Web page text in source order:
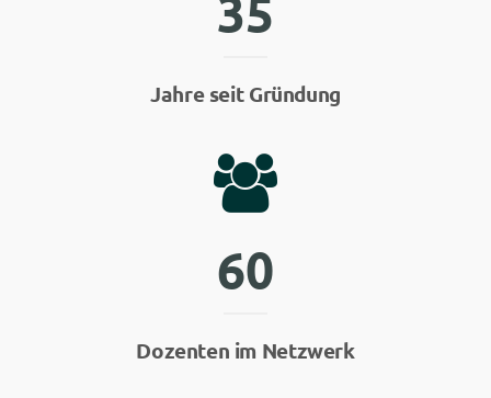
Jahre seit Gründung
60
Dozenten im Netzwerk